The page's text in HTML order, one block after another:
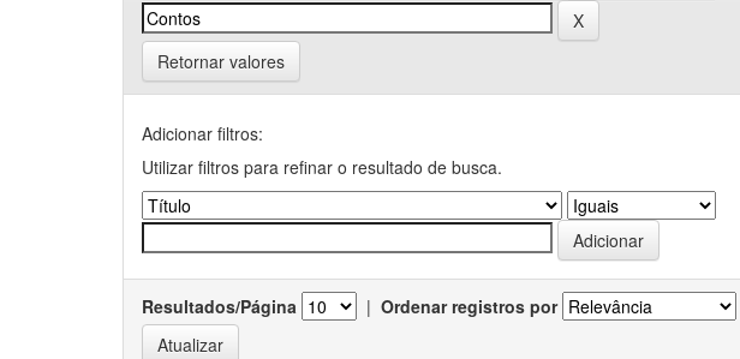
Retornar valores
Adicionar filtros:
Utilizar filtros para refinar o resultado de busca.
Resultados/Página | Ordenar registros por